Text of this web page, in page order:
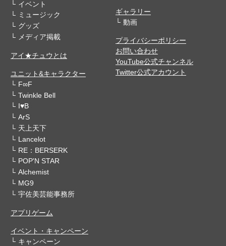
イベント
ミュージック
グッズ
メディア掲載
アイ★チュウとは
ユニット&キャラクター
F∞F
Twinkle Bell
I♥B
ArS
天上天下
Lancelot
RE：BERSERK
POP'N STAR
Alchemist
MG9
宇佐美芸能事務所
アプリゲーム
イベント・キャンペーン
キャンペーン
ギャラリー
動画
プライバシーポリシー
お問い合わせ
YouTube公式チャンネル
Twitter公式アカウント